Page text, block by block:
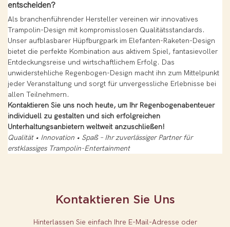
entscheiden?
Als branchenführender Hersteller vereinen wir innovatives
Trampolin-Design mit kompromisslosen Qualitätsstandards.
Unser aufblasbarer Hüpfburgpark im Elefanten-Raketen-Design
bietet die perfekte Kombination aus aktivem Spiel, fantasievoller
Entdeckungsreise und wirtschaftlichem Erfolg. Das
unwiderstehliche Regenbogen-Design macht ihn zum Mittelpunkt
jeder Veranstaltung und sorgt für unvergessliche Erlebnisse bei
allen Teilnehmern.
Kontaktieren Sie uns noch heute, um Ihr Regenbogenabenteuer
individuell zu gestalten und sich erfolgreichen
Unterhaltungsanbietern weltweit anzuschließen!
Qualität • Innovation • Spaß – Ihr zuverlässiger Partner für
erstklassiges Trampolin-Entertainment
Kontaktieren Sie Uns
Hinterlassen Sie einfach Ihre E-Mail-Adresse oder